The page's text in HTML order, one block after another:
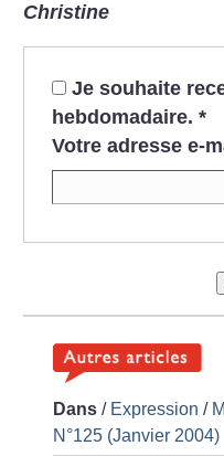
Christine
Je souhaite
hebdomadaire. *
Votre adresse e-
Dans / Expression /
N°125 (Janvier 2004)